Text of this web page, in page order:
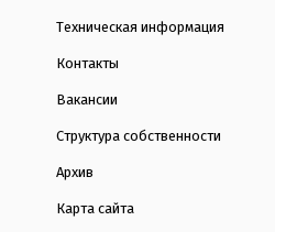
Техническая информация
Контакты
Вакансии
Структура собственности
Архив
Карта сайта